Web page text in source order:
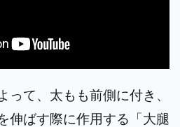
って、太もも前側に付き、
伸ばす際に作用する「大腿